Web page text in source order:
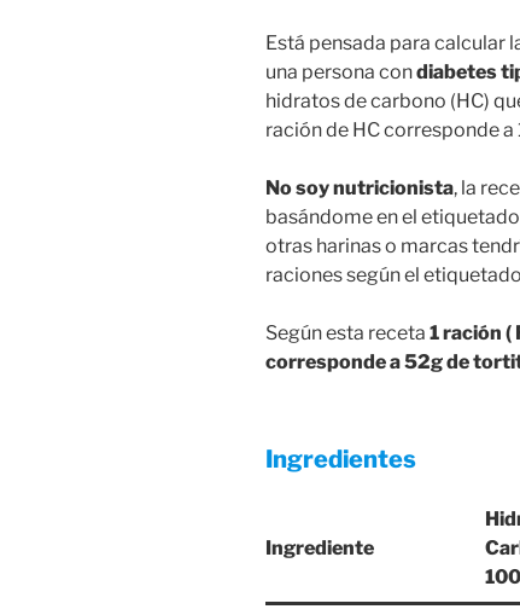
Está pensada para calcular
una persona condiabetes
hidratos de carbono (HC)
ración de HC corresponde
No soy nutricionista, la
basándome en el
otras harinas o marcas
raciones según el
Según esta receta 1 ración (
corresponde a 52g de
Ingredientes
Ingrediente